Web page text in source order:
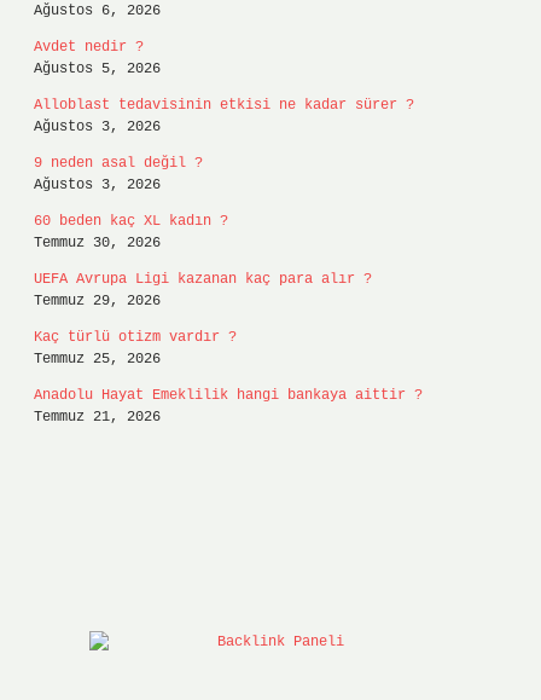
Ağustos 6, 2026
Avdet nedir ?
Ağustos 5, 2026
Alloblast tedavisinin etkisi ne kadar sürer ?
Ağustos 3, 2026
9 neden asal değil ?
Ağustos 3, 2026
60 beden kaç XL kadın ?
Temmuz 30, 2026
UEFA Avrupa Ligi kazanan kaç para alır ?
Temmuz 29, 2026
Kaç türlü otizm vardır ?
Temmuz 25, 2026
Anadolu Hayat Emeklilik hangi bankaya aittir ?
Temmuz 21, 2026